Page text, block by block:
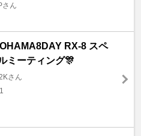
さん
RX-8 スペ
ミーティング🎊
さん